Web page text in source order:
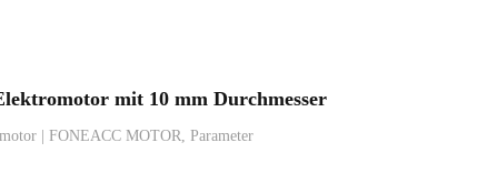
mit 10 mm Durchmesser
| FONEACC MOTOR, Parameter